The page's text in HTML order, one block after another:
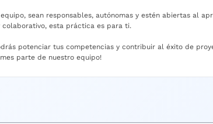
sean responsables, autónomas y estén abiertas al
esta práctica es para ti.
potenciar tus competencias y contribuir al éxito de
parte de nuestro equipo!